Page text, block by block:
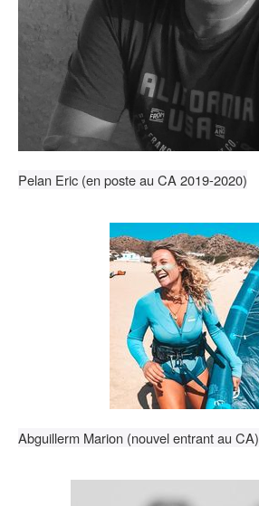
Pelan Eric (en poste au CA 2019-2020)
Abguillerm Marion (nouvel entrant au CA)